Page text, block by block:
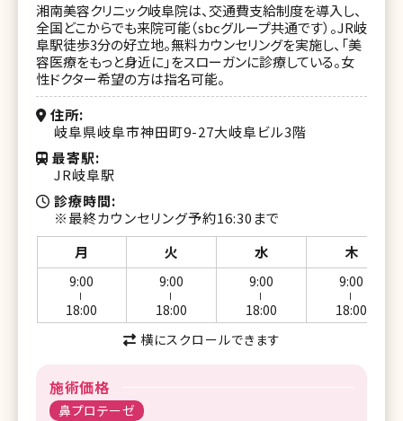
湘南美容クリニック岐阜院は、交通費支給制度を導入し、
全国どこからでも来院可能（sbcグループ共通です）。JR岐
阜駅徒歩3分の好立地。無料カウンセリングを実施し、「美
容医療をもっと身近に」をスローガンに診療している。女
性ドクター希望の方は指名可能。
住所
岐阜県岐阜市神田町9-27大岐阜ビル3階
最寄駅
JR岐阜駅
診療時間
※最終カウンセリング予約16:30まで
月
火 水 木
9:00
18:00
9:00
18:00
9:00
18:00
9:00
18:00
横にスクロールできます
施術価格
鼻プロテーゼ